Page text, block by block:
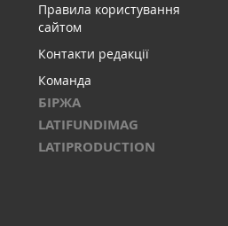
Правила користування
сайтом
Контакти редакції
Команда
БІРЖА
LATIFUNDIMAG
LATIPRODUCTION